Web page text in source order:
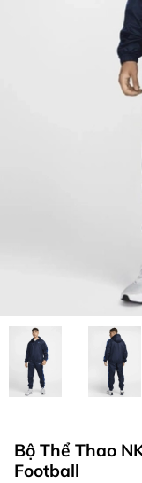
Bộ Thể Thao
Football